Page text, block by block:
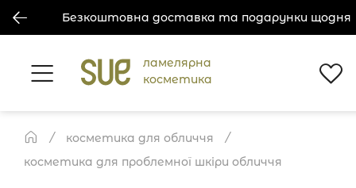
Безкоштовна доставка та подарунки щодня
ламелярна
косметика
косметика для обличчя
косметика для проблемної шкіри обличчя